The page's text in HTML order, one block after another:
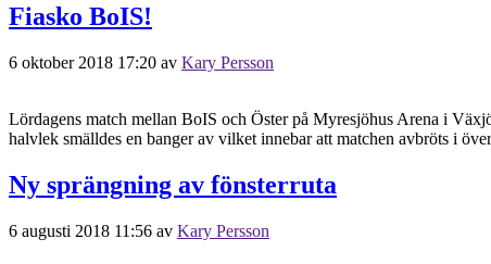
Fiasko BoIS!
6 oktober 2018 17:20 av Kary Persson
Lördagens match mellan BoIS och Öster på Myresjöhus Arena i
halvlek smälldes en banger av vilket innebar att matchen avbröts i
Ny sprängning av fönsterruta
6 augusti 2018 11:56 av Kary Persson